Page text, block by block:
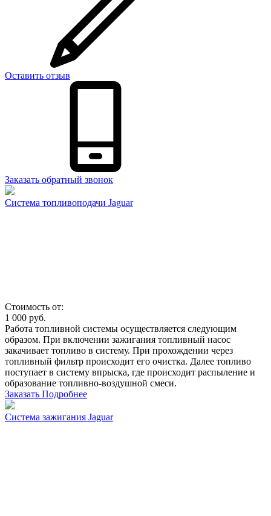
Оставить отзыв
Заказать обратный звонок
Система топливоподачи Jaguar
Стоимость от:
1 000 руб.
Работа топливной системы осуществляется следующим
образом. При включении зажигания топливный насос
закачивает топливо в систему. При прохождении через
топливный фильтр происходит его очистка. Далее топливо
поступает в систему впрыска, где происходит распыление и
образование топливно-воздушной смеси.
Заказать Подробнее
Система зажигания Jaguar